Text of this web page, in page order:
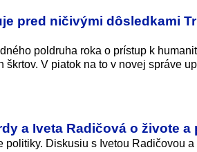
pred ničivými dôsledkami
poldruha roka o prístup k
V piatok na to v novej správe
a Iveta Radičová o živote a
politiky. Diskusiu s Ivetou Radičovou